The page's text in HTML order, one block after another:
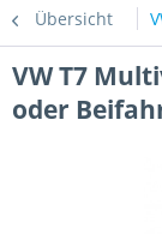
Übersicht
VW T7
oder